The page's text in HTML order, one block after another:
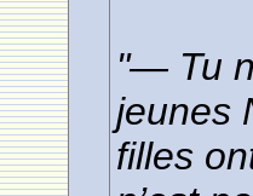
"— Tu
jeunes
filles